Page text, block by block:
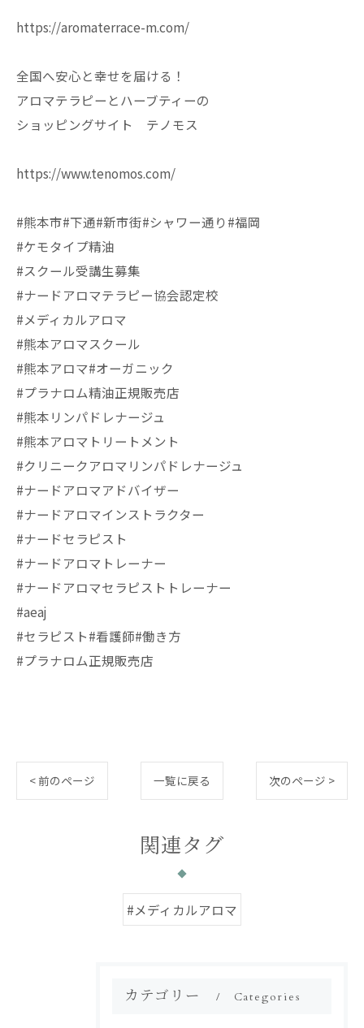
https://aromaterrace-m.com/
全国へ安心と幸せを届ける！
アロマテラピーとハーブティーの
ショッピングサイト テノモス
https://www.tenomos.com/
#熊本市#下通#新市街#シャワー通り#福岡
#ケモタイプ精油
#スクール受講生募集
#ナードアロマテラピー協会認定校
#メディカルアロマ
#熊本アロマスクール
#熊本アロマ#オーガニック
#プラナロム精油正規販売店
#熊本リンパドレナージュ
#熊本アロマトリートメント
#クリニークアロマリンパドレナージュ
#ナードアロマアドバイザー
#ナードアロマインストラクター
#ナードセラピスト
#ナードアロマトレーナー
#ナードアロマセラピストトレーナー
#aeaj
#セラピスト#看護師#働き方
#プラナロム正規販売店
< 前のページ 一覧に戻る 次のページ >
関連タグ
#メディカルアロマ
カテゴリー Categories